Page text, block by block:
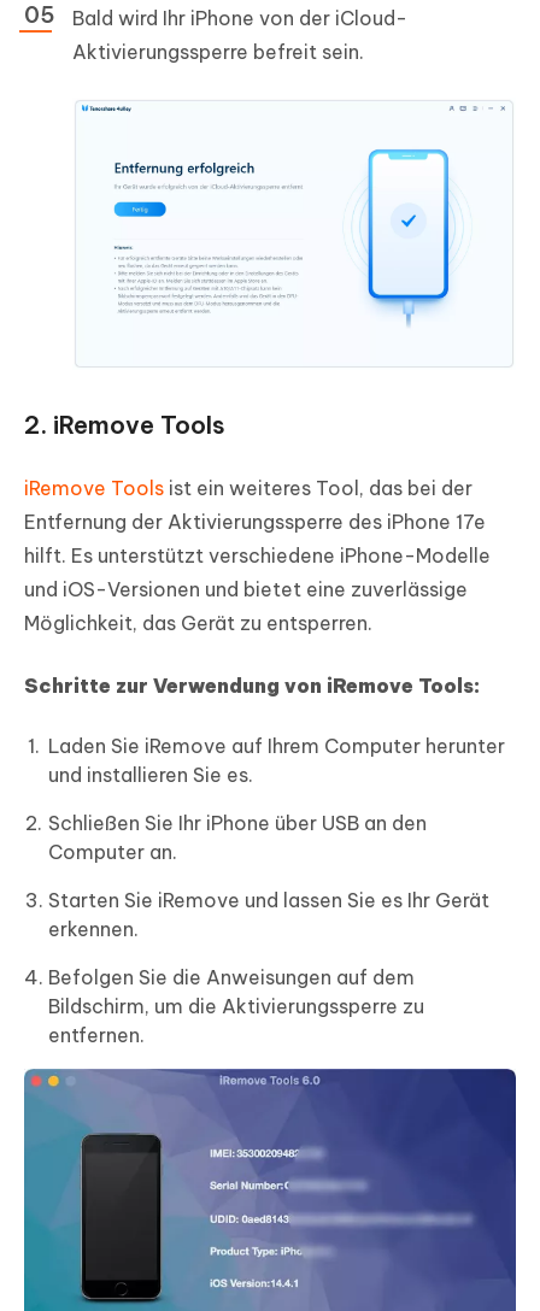
Bald wird Ihr iPhone von der iCloud-
Aktivierungssperre befreit sein.
2. iRemove Tools
iRemove Tools ist ein weiteres Tool, das bei der
Entfernung der Aktivierungssperre des iPhone 17e
hilft. Es unterstützt verschiedene iPhone-Modelle
und iOS-Versionen und bietet eine zuverlässige
Möglichkeit, das Gerät zu entsperren.
Schritte zur Verwendung von iRemove Tools:
Laden Sie iRemove auf Ihrem Computer herunter
und installieren Sie es.
Schließen Sie Ihr iPhone über USB an den
Computer an.
Starten Sie iRemove und lassen Sie es Ihr Gerät
erkennen.
Befolgen Sie die Anweisungen auf dem
Bildschirm, um die Aktivierungssperre zu
entfernen.